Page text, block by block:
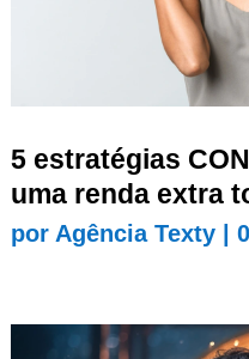
5 estratégias
uma renda extra
por Agência Texty|